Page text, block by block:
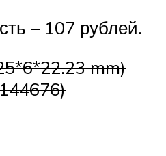
– 107 рублей.
mm)